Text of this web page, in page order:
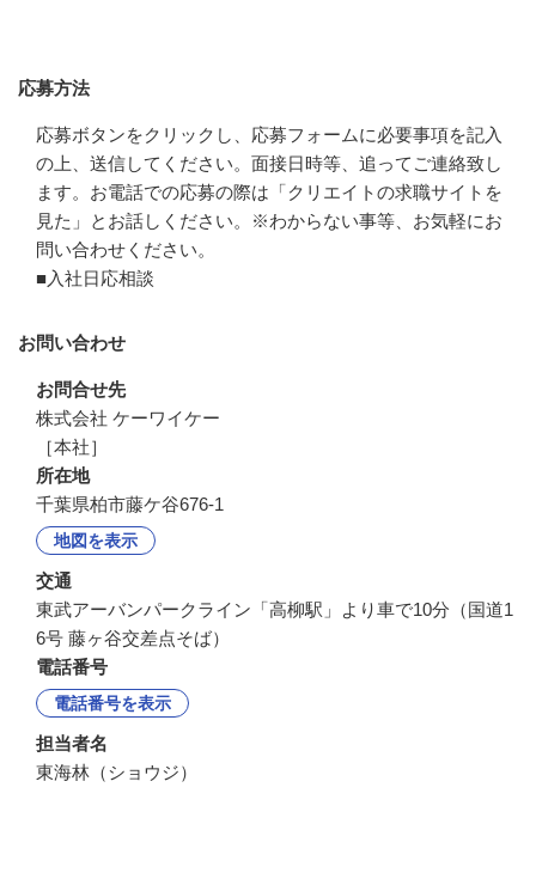
応募方法
応募ボタンをクリックし、応募フォームに必要事項を記入
の上、送信してください。面接日時等、追ってご連絡致し
ます。お電話での応募の際は「クリエイトの求職サイトを
見た」とお話しください。※わからない事等、お気軽にお
問い合わせください。
■入社日応相談
お問い合わせ
お問合せ先
株式会社 ケーワイケー
［本社］
所在地
千葉県柏市藤ケ谷676-1
地図を表示
交通
東武アーバンパークライン「高柳駅」より車で10分（国道1
6号 藤ヶ谷交差点そば）
電話番号
電話番号を表示
担当者名
東海林（ショウジ）